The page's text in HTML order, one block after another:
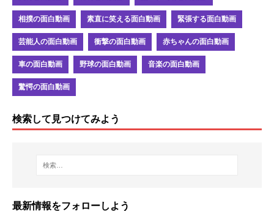
相撲の面白動画 素直に笑える面白動画 緊張する面白動画
芸能人の面白動画 衝撃の面白動画 赤ちゃんの面白動画
車の面白動画 野球の面白動画 音楽の面白動画
驚愕の面白動画
検索して見つけてみよう
最新情報をフォローしよう